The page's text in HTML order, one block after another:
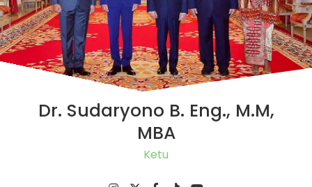
Dr. Sudaryono B. Eng., M.M,
MBA
Ketua D